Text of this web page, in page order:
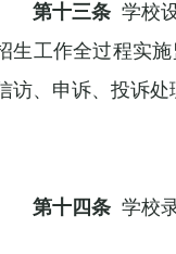
第十三条 学校
生工作全过程实
访、申诉、投诉处
第十四条 学校